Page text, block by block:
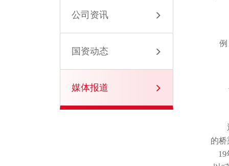
公司资讯
国资动态
媒体报道
例
的桥